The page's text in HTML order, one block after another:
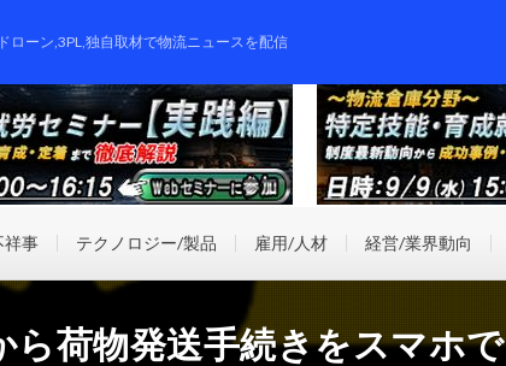
ローン,3PL,独自取材で物流ニュースを配信
祥事 テクノロジー/製品 雇用/人材 経営/業界動向
ら荷物発送手続きをスマホで